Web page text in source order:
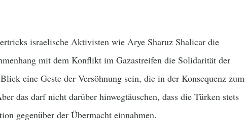
israelische Aktivisten wie Arye Sharuz Shalicar die
mit dem Konflikt im Gazastreifen die Solidarität der
eine Geste der Versöhnung sein, die in der Konsequenz zum
das darf nicht darüber hinwegtäuschen, dass die Türken stets
gegenüber der Übermacht einnahmen.